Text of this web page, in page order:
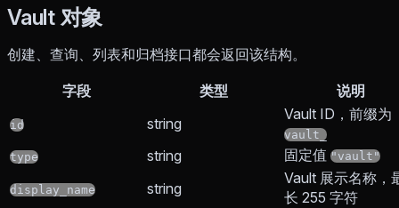
Vault 对象
创建、查询、列表和归档接口都会返回该结构。
字段 类型 说明
id string
Vault ID，前缀为
vault_
type
string 固定值 "vault"
display_name string
Vault 展示名称，
长 255 字符